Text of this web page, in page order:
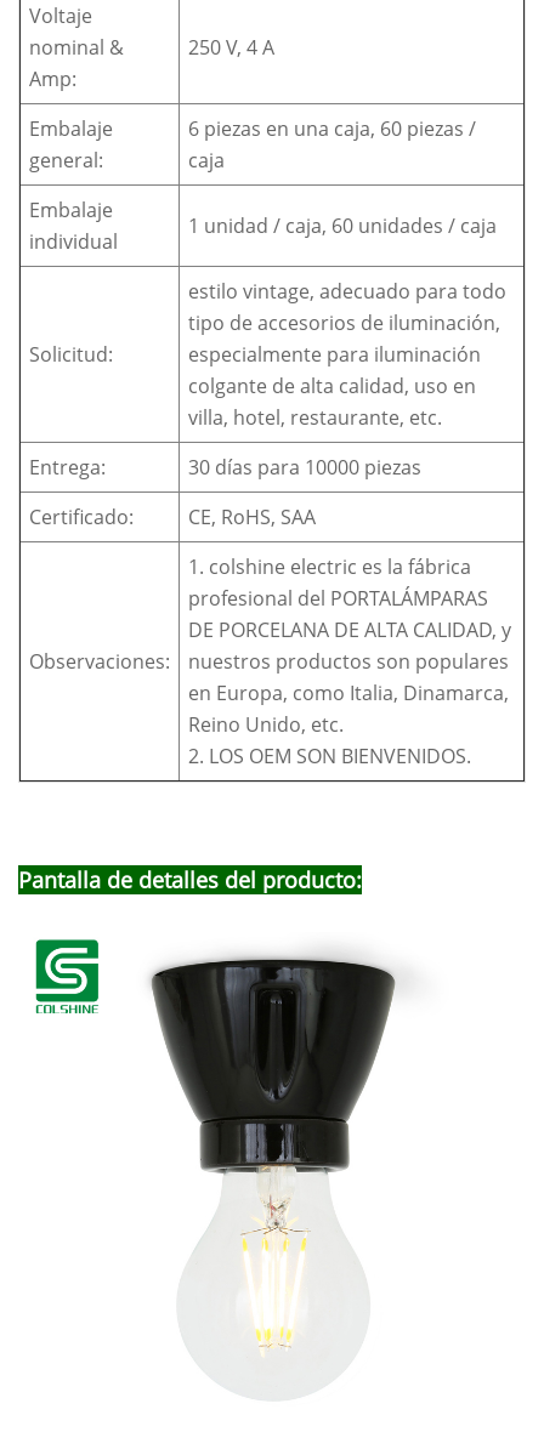
Voltaje
nominal &
Amp:
250 V, 4 A
Embalaje
general:
6 piezas en una caja, 60 piezas /
caja
Embalaje
individual
1 unidad / caja, 60 unidades / caja
Solicitud:
estilo vintage, adecuado para todo
tipo de accesorios de iluminación,
especialmente para iluminación
colgante de alta calidad, uso en
villa, hotel, restaurante, etc.
Entrega:
30 días para 10000 piezas
Certificado:
CE, RoHS, SAA
Observaciones:
1. colshine electric es la fábrica
profesional del PORTALÁMPARAS
DE PORCELANA DE ALTA CALIDAD, y
nuestros productos son populares
en Europa, como Italia, Dinamarca,
Reino Unido, etc.
2. LOS OEM SON BIENVENIDOS.
Pantalla de detalles del producto: